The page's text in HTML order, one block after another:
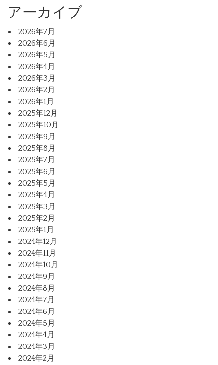
アーカイブ
2026年7月
2026年6月
2026年5月
2026年4月
2026年3月
2026年2月
2026年1月
2025年12月
2025年10月
2025年9月
2025年8月
2025年7月
2025年6月
2025年5月
2025年4月
2025年3月
2025年2月
2025年1月
2024年12月
2024年11月
2024年10月
2024年9月
2024年8月
2024年7月
2024年6月
2024年5月
2024年4月
2024年3月
2024年2月